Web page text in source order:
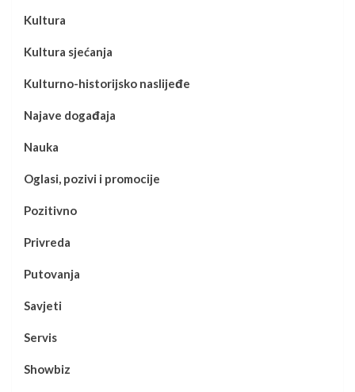
Kultura
Kultura sjećanja
Kulturno-historijsko naslijeđe
Najave događaja
Nauka
Oglasi, pozivi i promocije
Pozitivno
Privreda
Putovanja
Savjeti
Servis
Showbiz